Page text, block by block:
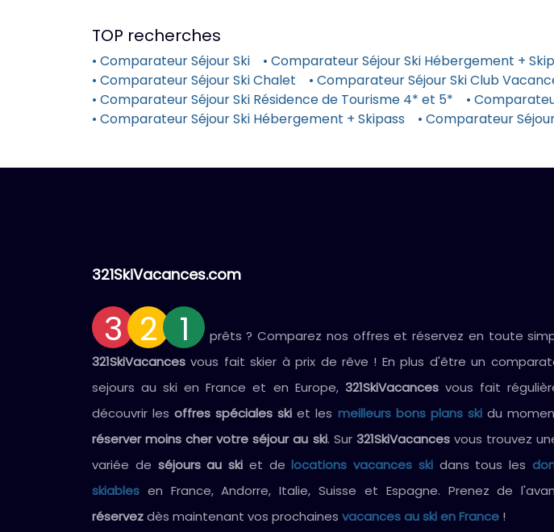
TOP recherches
• Comparateur Séjour Ski • Comparateur Séjour Ski Hébergement +
• Comparateur Séjour Ski Chalet
• Comparateur Séjour Ski Club
• Comparateur Séjour Ski Résidence de Tourisme 4* et 5*
•
• Comparateur Séjour Ski Hébergement + Skipass
• Comparateur
321SkiVacances.com
3 2 1
prêts ? Comparez nos offres et réservez en toute
321SkiVacances vous fait skier à prix de rêve ! En plus d'être un
sejours au ski en France et en Europe, 321SkiVacancesvous fait
découvrir lesoffres spéciales ski et les meilleurs bons plans skidu
réserver moins cher votre séjour au ski. Sur 321SkiVacancesvous trouvez
variée de séjours au ski et delocations vacances skidans tous les
skiables en France, Andorre, Italie, Suisse et Espagne. Prenez de
réservezdès maintenant vos prochaines vacances au ski en France !